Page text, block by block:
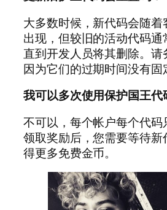
大多数时候，新代码会随着
出现，但较旧的活动代码通
直到开发人员将其删除。请
因为它们的过期时间没有固
我可以多次使用保护国王代
不可以，每个帐户每个代码
领取奖励后，您需要等待新
得更多免费金币。